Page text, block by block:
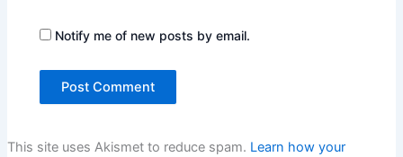
Notify me of new posts by email.
This site uses Akismet to reduce spam. Learn how your